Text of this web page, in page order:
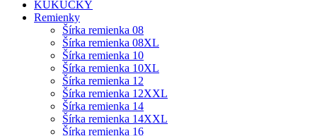
KUKUČKY
Remienky
Šírka remienka 08
Šírka remienka 08XL
Šírka remienka 10
Šírka remienka 10XL
Šírka remienka 12
Šírka remienka 12XXL
Šírka remienka 14
Šírka remienka 14XXL
Šírka remienka 16